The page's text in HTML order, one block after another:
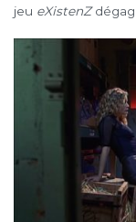
jeu eXistenZ